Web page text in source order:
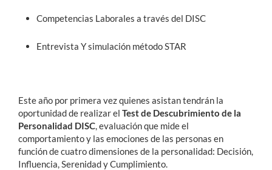
Competencias Laborales a través del DISC
Entrevista Y simulación método STAR
Este año por primera vez quienes asistan tendrán la
oportunidad de realizar el Test de Descubrimiento de la
Personalidad DISC, evaluación que mide el
comportamiento y las emociones de las personas en
función de cuatro dimensiones de la personalidad: Decisión,
Influencia, Serenidad y Cumplimiento.